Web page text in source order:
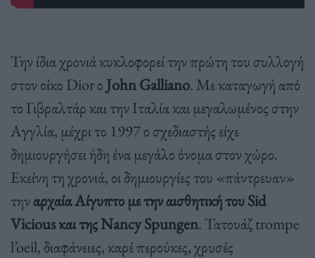
Την ίδια χρονιά κυκλοφορεί την πρώτη του συλλογή
στον οίκο Dior ο John Galliano. Με καταγωγή από
το Γιβραλτάρ και την Ιταλία και μεγαλωμένος στην
Αγγλία, μέχρι το 1997 ο σχεδιαστής είχε
δημιουργήσει ήδη ένα μεγάλο όνομα στον χώρο.
Εκείνη τη χρονιά, οι δημιουργίες του «πάντρευαν»
την αρχαία Αίγυπτο με την αισθητική του Sid
Vicious και της Nancy Spungen. Τατουάζ trompe
l’oeil, διαφάνειες, καρέ περούκες, χρυσές